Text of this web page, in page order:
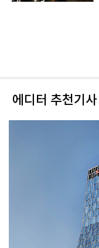
에디터 추천기사